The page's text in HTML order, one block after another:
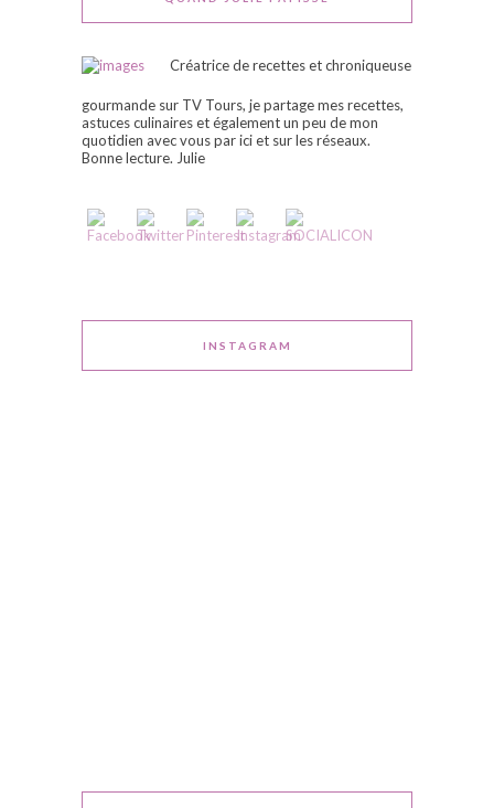
Créatrice de recettes et chroniqueuse
gourmande sur TV Tours, je partage mes recettes,
astuces culinaires et également un peu de mon
quotidien avec vous par ici et sur les réseaux.
Bonne lecture. Julie
INSTAGRAM